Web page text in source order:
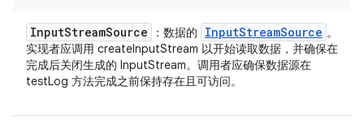
InputStreamSource ：数据的 InputStreamSource 。
实现者应调用 createInputStream 以开始读取数据，并确保在
完成后关闭生成的 InputStream。调用者应确保数据源在
testLog 方法完成之前保持存在且可访问。